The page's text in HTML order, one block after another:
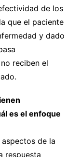
de los
que el paciente
y dado
reciben el
es el enfoque
aspectos de la
respuesta